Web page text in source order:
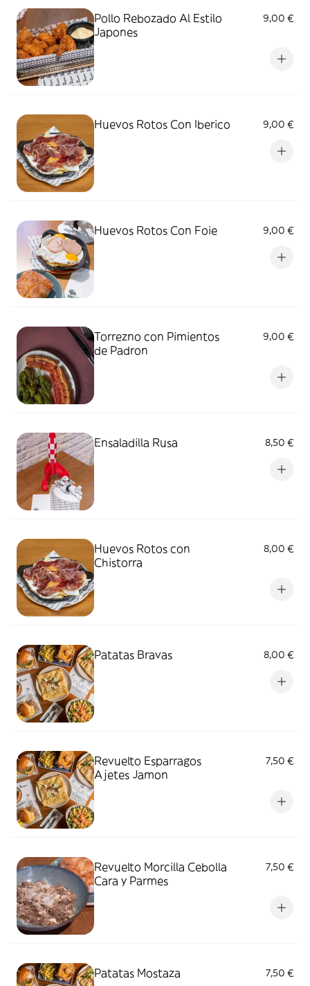
Pollo Rebozado Al Estilo
Japones
9,00 €
Huevos Rotos Con Iberico 9,00 €
Huevos Rotos Con Foie 9,00 €
Torrezno con Pimientos
de Padron
9,00 €
Ensaladilla Rusa 8,50 €
Huevos Rotos con
Chistorra
8,00 €
Patatas Bravas 8,00 €
Revuelto Esparragos
Ajetes Jamon
7,50 €
Revuelto Morcilla Cebolla
Cara y Parmes
7,50 €
Patatas Mostaza 7,50 €